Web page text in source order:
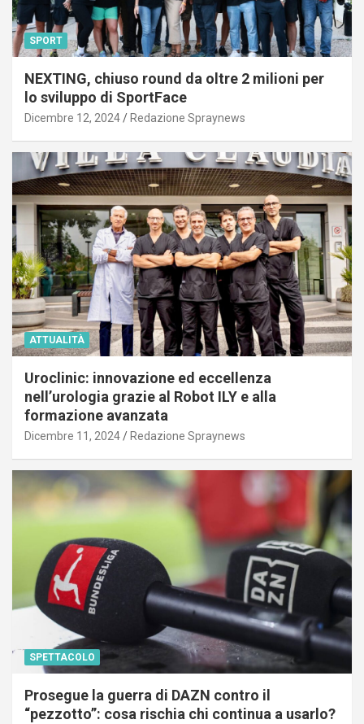
SPORT
NEXTING, chiuso round da oltre 2 milioni per
lo sviluppo di SportFace
Dicembre 12, 2024 Redazione Spraynews
ATTUALITÀ
Uroclinic: innovazione ed eccellenza
nell’urologia grazie al Robot ILY e alla
formazione avanzata
Dicembre 11, 2024 Redazione Spraynews
SPETTACOLO
Prosegue la guerra di DAZN contro il
“pezzotto”: cosa rischia chi continua a usarlo?